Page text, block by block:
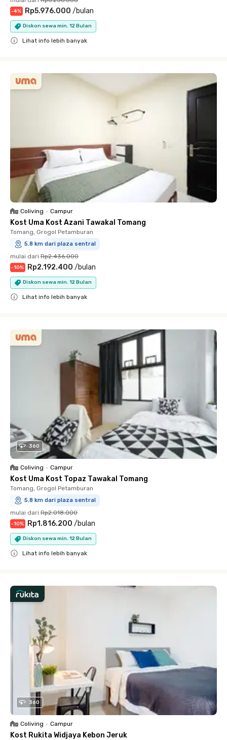
-4% Rp5.976.000 /bulan
Diskon sewa min. 12 Bulan
Lihat info lebih banyak
Coliving • Campur
Kost Uma Kost Azani Tawakal Tomang
Tomang, Grogol Petamburan
5.8 km dari plaza sentral
mulai dari Rp2.436.000
-10% Rp2.192.400 /bulan
Diskon sewa min. 12 Bulan
Lihat info lebih banyak
360
Coliving • Campur
Kost Uma Kost Topaz Tawakal Tomang
Tomang, Grogol Petamburan
5.8 km dari plaza sentral
mulai dari Rp2.018.000
-10% Rp1.816.200 /bulan
Diskon sewa min. 12 Bulan
Lihat info lebih banyak
360
Coliving • Campur
Kost Rukita Widjaya Kebon Jeruk